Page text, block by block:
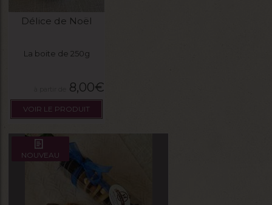
Délice de Noël
La boite de 250g
8,00€
VOIR LE PRODUIT
NOUVEAU